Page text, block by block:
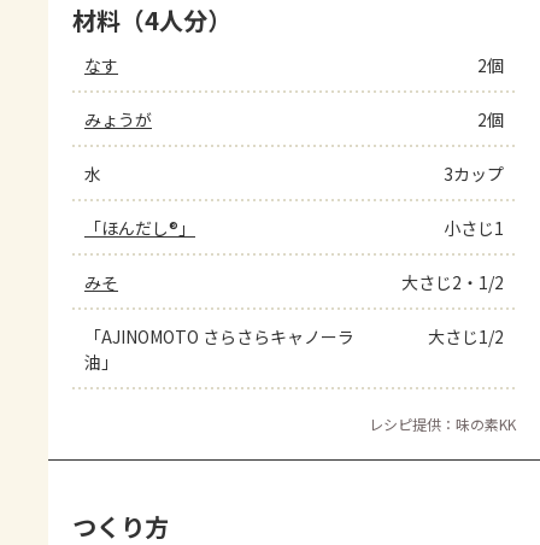
材料（4人分）
なす 2個
みょうが 2個
水 3カップ
「ほんだし®」 小さじ1
みそ 大さじ2・1/2
「AJINOMOTO さらさらキャノーラ
油」
大さじ1/2
レシピ提供：味の素KK
つくり方